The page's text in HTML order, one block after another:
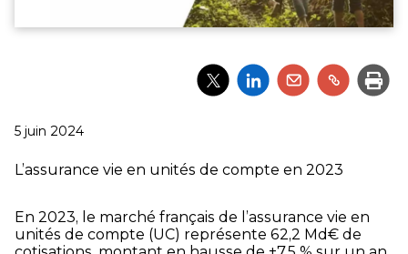
Partager
l'article
Partager
l'article
Partager
l'article
Partager
l'article
Publié
5 juin 2024
L’assurance vie en unités de compte en 2023
En 2023, le marché français de l’assurance vie en
unités de compte (UC) représente 62,2 Md€ de